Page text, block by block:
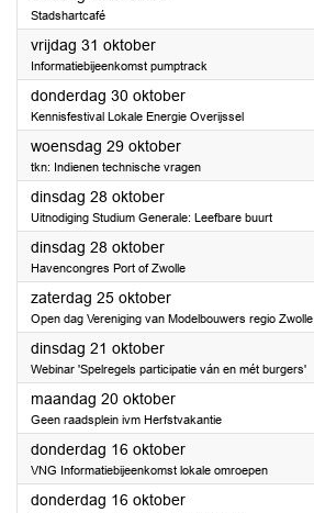
Stadshartcafé
vrijdag 31 oktober2025
Informatiebijeenkomst pumptrack
donderdag 30 oktober2025
Kennisfestival Lokale Energie Overijssel
woensdag 29 oktober2025
tkn: Indienen technische vragen
dinsdag 28 oktober2025
Uitnodiging Studium Generale: Leefbare buurt
dinsdag 28 oktober2025
Havencongres Port of Zwolle
zaterdag 25 oktober2025
Open dag Vereniging van Modelbouwers regio Zwolle
dinsdag 21 oktober2025
Webinar 'Spelregels participatie ván en mét burgers'
maandag 20 oktober2025
Geen raadsplein ivm Herfstvakantie
donderdag 16 oktober2025
VNG Informatiebijeenkomst lokale omroepen
donderdag 16 oktober2025